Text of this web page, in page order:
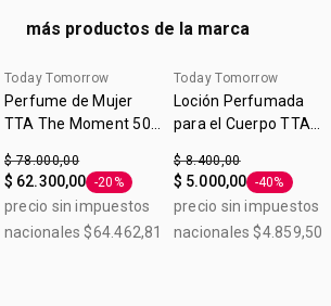
más productos de la marca
Today Tomorrow
Perfume de Mujer
TTA The Moment 50
$ 78.000,00
$ 62.300,00 Etiqueta -20%
-20%
precio sin impuestos
nacionales $64.462,81
Today Tomorrow
Loción Perfumada
para el Cuerpo TTA
$ 8.400,00
$ 5.000,00 Etiqueta -40%
-40%
precio sin impuestos
nacionales $4.859,50